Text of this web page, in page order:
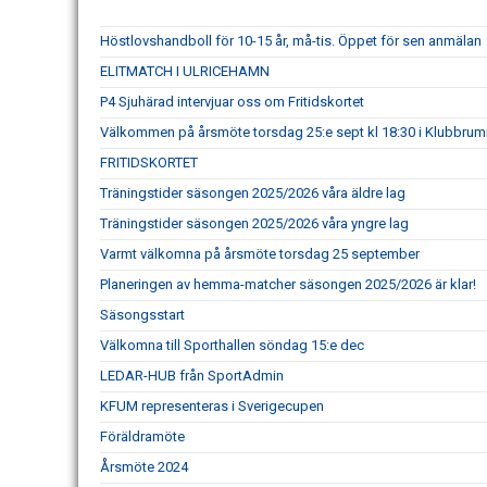
Höstlovshandboll för 10-15 år, må-tis. Öppet för sen anmälan
ELITMATCH I ULRICEHAMN
P4 Sjuhärad intervjuar oss om Fritidskortet
Välkommen på årsmöte torsdag 25:e sept kl 18:30 i
FRITIDSKORTET
Träningstider säsongen 2025/2026 våra äldre lag
Träningstider säsongen 2025/2026 våra yngre lag
Varmt välkomna på årsmöte torsdag 25 september
Planeringen av hemma-matcher säsongen 2025/2026 är klar!
Säsongsstart
Välkomna till Sporthallen söndag 15:e dec
LEDAR-HUB från SportAdmin
KFUM representeras i Sverigecupen
Föräldramöte
Årsmöte 2024